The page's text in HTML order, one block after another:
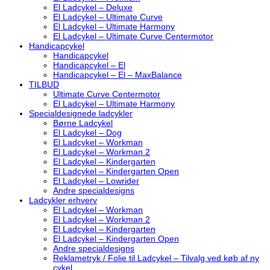
El Ladcykel – Deluxe
El Ladcykel – Ultimate Curve
El Ladcykel – Ultimate Harmony
El Ladcykel – Ultimate Curve Centermotor
Handicapcykel
Handicapcykel
Handicapcykel – El
Handicapcykel – El – MaxBalance
TILBUD
Ultimate Curve Centermotor
El Ladcykel – Ultimate Harmony
Specialdesignede ladcykler
Børne Ladcykel
El Ladcykel – Dog
El Ladcykel – Workman
El Ladcykel – Workman 2
El Ladcykel – Kindergarten
El Ladcykel – Kindergarten Open
El Ladcykel – Lowrider
Andre specialdesigns
Ladcykler erhverv
El Ladcykel – Workman
El Ladcykel – Workman 2
El Ladcykel – Kindergarten
El Ladcykel – Kindergarten Open
Andre specialdesigns
Reklametryk / Folie til Ladcykel – Tilvalg ved køb af ny
cykel